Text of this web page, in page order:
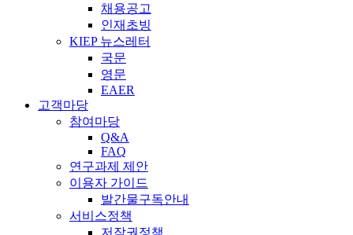
채용공고
인재초빙
KIEP 뉴스레터
국문
영문
EAER
고객마당
참여마당
Q&A
FAQ
연구과제 제안
이용자 가이드
발간물구독안내
서비스정책
저작권정책